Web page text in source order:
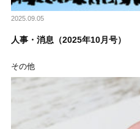
2025.09.05
人事・消息（2025年10月号）
その他